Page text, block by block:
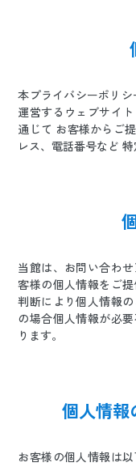
本プライバシーポリ
運営するウェブサイ
通じて お客様からご
レス、電話番号など
当館は、お問い合わ
客様の個人情報をご
判断により個人情報
の場合個人情報が必
ります。
個人情報
お客様の個人情報は